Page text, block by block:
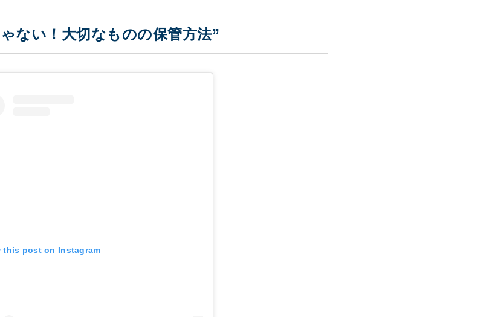
ない！大切なものの保管方法”
this post on Instagram